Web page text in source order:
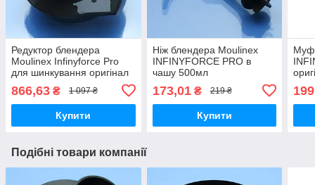
Редуктор блендера
Moulinex Infinyforce Pro
для шинкування оригінал
866,63 ₴ 1 097 ₴
Купити
Ніж блендера Moulinex
INFINYFORCE PRO в
чашу 500мл
173,01₴ 219 ₴
Купити
Подібні товари компанії